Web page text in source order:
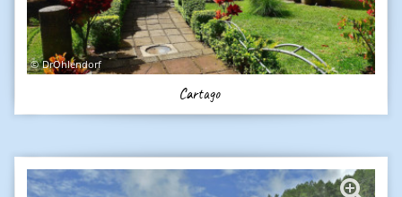
DrOhlendorf
Cartago